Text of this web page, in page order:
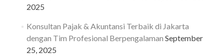
2025
Konsultan Pajak & Akuntansi Terbaik di Jakarta
dengan Tim Profesional Berpengalaman September
25, 2025